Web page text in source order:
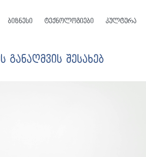
ბიზნესი ტექნოლოგიები კულტურა
შესახებ